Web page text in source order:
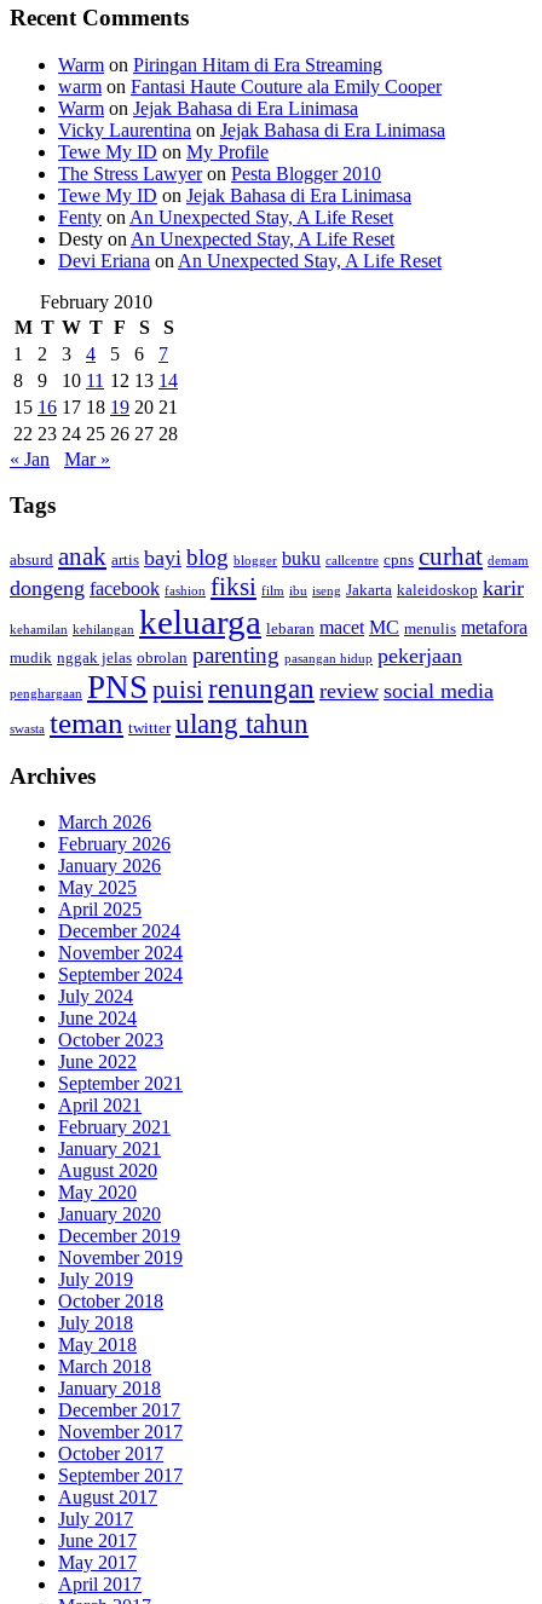
Recent Comments
Warm on Piringan Hitam di Era Streaming
warm on Fantasi Haute Couture ala Emily Cooper
Warm on Jejak Bahasa di Era Linimasa
Vicky Laurentina on Jejak Bahasa di Era Linimasa
Tewe My ID on My Profile
The Stress Lawyeron Pesta Blogger 2010
Tewe My ID on Jejak Bahasa di Era Linimasa
Fenty on An Unexpected Stay, A Life Reset
Desty on An Unexpected Stay, A Life Reset
Devi Eriana on An Unexpected Stay, A Life Reset
February 2010
M T W T F S
S
1
2 3 4 5 6
7
8
9 10 11 12 13 14
15 16 17 18 19 20 21
22 23 24 25 26 27 28
« Jan
Mar »
Tags
absurd anak artis bayi blog blogger buku callcentre cpns curhat demam
dongeng facebook fashion fiksi film ibu iseng Jakarta kaleidoskop karir
kehamilan kehilangan keluarga lebaran macet MC menulis metafora
mudik nggak jelas obrolan parenting pasangan hidup pekerjaan
penghargaan PNS puisirenungan review social media
swasta teman twitter ulang tahun
Archives
March 2026
February 2026
January 2026
May 2025
April 2025
December 2024
November 2024
September 2024
July 2024
June 2024
October 2023
June 2022
September 2021
April 2021
February 2021
January 2021
August 2020
May 2020
January 2020
December 2019
November 2019
July 2019
October 2018
July 2018
May 2018
March 2018
January 2018
December 2017
November 2017
October 2017
September 2017
August 2017
July 2017
June 2017
May 2017
April 2017